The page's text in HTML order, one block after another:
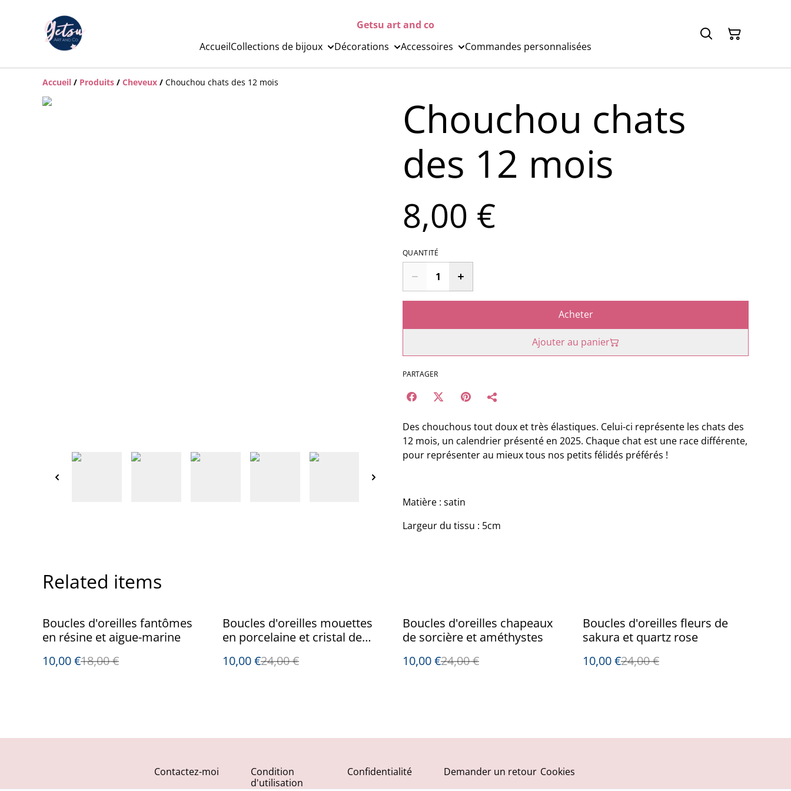
Getsu art and co
AccueilCollections de bijoux Décorations Accessoires Commandes personnalisées
Accueil / Produits / Cheveux / Chouchou chats des 12 mois
Chouchou chats
des 12 mois
8,00 €
QUANTITÉ
Acheter
Ajouter au panier
PARTAGER
Des chouchous tout doux et très élastiques. Celui-ci représente les chats des
12 mois, un calendrier présenté en 2025. Chaque chat est une race différente,
pour représenter au mieux tous nos petits félidés préférés !
Matière : satin
Largeur du tissu : 5cm
Related items
%
Boucles d'oreilles fantômes
en résine et aigue-marine
10,00 €18,00 €
%
Boucles d'oreilles mouettes
en porcelaine et cristal de
10,00 €24,00 €
%
Boucles d'oreilles chapeaux
de sorcière et améthystes
10,00 €24,00 €
%
Boucles d'oreilles fleurs de
sakura et quartz rose
10,00 €24,00 €
Contactez-moi
Condition
d'utilisation
Confidentialité Demander un retour Cookies